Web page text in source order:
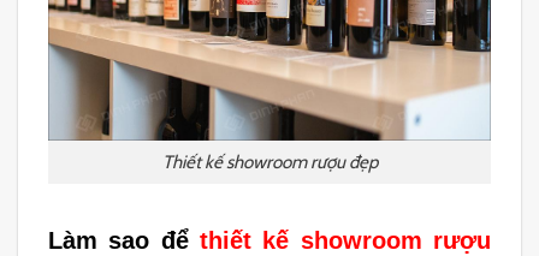
Thiết kế showroom rượu đẹp
Làm sao để thiết kế showroom rượu